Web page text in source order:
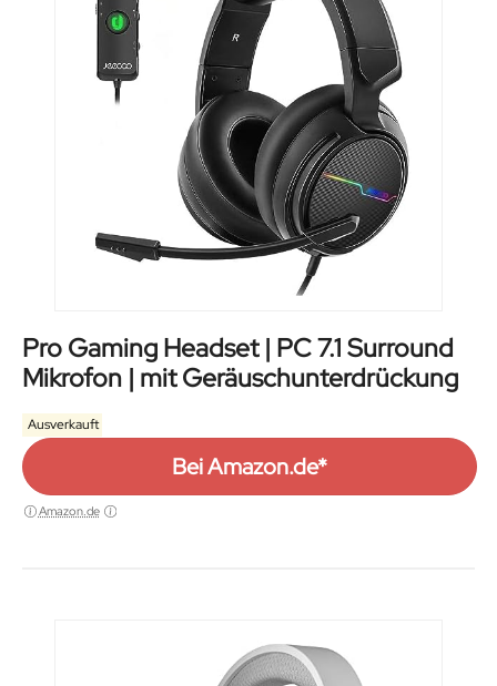
Pro Gaming Headset | PC 7.1 Surround
Mikrofon | mit Geräuschunterdrückung
Ausverkauft
Bei Amazon.de*
Amazon.de